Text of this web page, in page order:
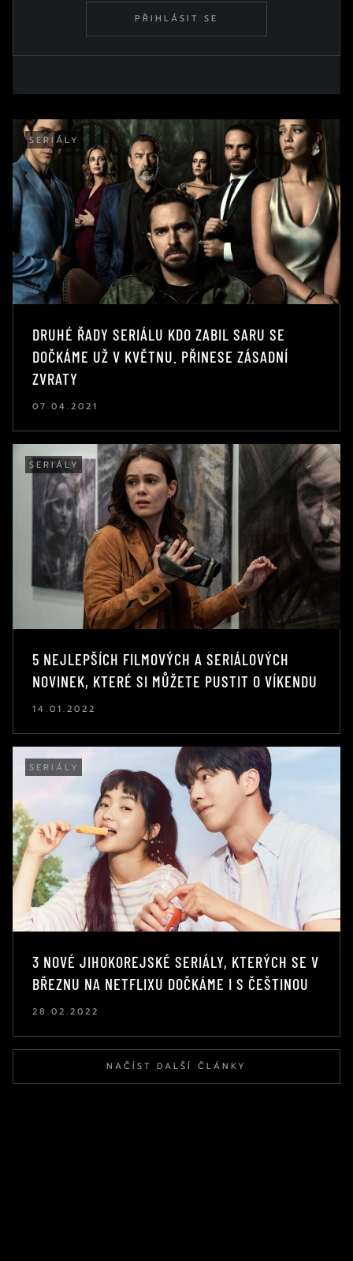
PŘIHLÁSIT SE
SERIÁLY
DRUHÉ ŘADY SERIÁLU KDO ZABIL SARU SE
DOČKÁME UŽ V KVĚTNU. PŘINESE ZÁSADNÍ
ZVRATY
07.04.2021
SERIÁLY
5 NEJLEPŠÍCH FILMOVÝCH A SERIÁLOVÝCH
NOVINEK, KTERÉ SI MŮŽETE PUSTIT O VÍKENDU
14.01.2022
SERIÁLY
3 NOVÉ JIHOKOREJSKÉ SERIÁLY, KTERÝCH SE V
BŘEZNU NA NETFLIXU DOČKÁME I S ČEŠTINOU
28.02.2022
NAČÍST DALŠÍ ČLÁNKY